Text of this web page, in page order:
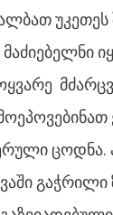
უკეთეს
ცოდნა.
გაჭრილი